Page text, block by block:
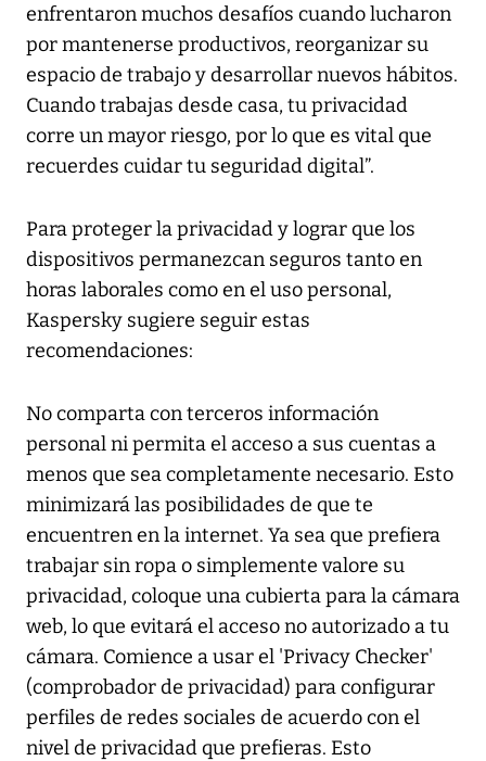
enfrentaron muchos desafíos cuando lucharon
por mantenerse productivos, reorganizar su
espacio de trabajo y desarrollar nuevos hábitos.
Cuando trabajas desde casa, tu privacidad
corre un mayor riesgo, por lo que es vital que
recuerdes cuidar tu seguridad digital”.
Para proteger la privacidad y lograr que los
dispositivos permanezcan seguros tanto en
horas laborales como en el uso personal,
Kaspersky sugiere seguir estas
recomendaciones:
No comparta con terceros información
personal ni permita el acceso a sus cuentas a
menos que sea completamente necesario. Esto
minimizará las posibilidades de que te
encuentren en la internet. Ya sea que prefiera
trabajar sin ropa o simplemente valore su
privacidad, coloque una cubierta para la cámara
web, lo que evitará el acceso no autorizado a tu
cámara. Comience a usar el 'Privacy Checker'
(comprobador de privacidad) para configurar
perfiles de redes sociales de acuerdo con el
nivel de privacidad que prefieras. Esto